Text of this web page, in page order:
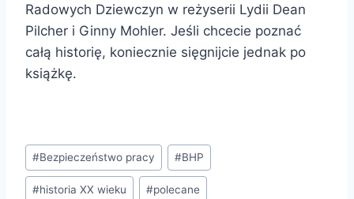
Radowych Dziewczyn w reżyserii Lydii Dean
Pilcher i Ginny Mohler. Jeśli chcecie poznać
całą historię, koniecznie sięgnijcie jednak po
książkę.
Tagi
wpisu:
#Bezpieczeństwo pracy #BHP
#historia XX wieku #polecane